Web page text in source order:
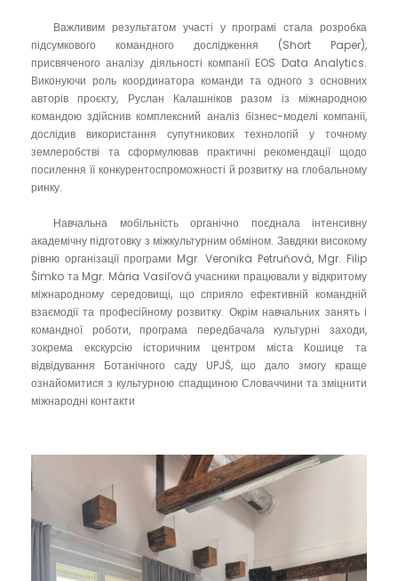
Важливим результатом участі у програмі стала розробка
підсумкового командного дослідження (Short Paper),
присвяченого аналізу діяльності компанії EOS Data Analytics.
Виконуючи роль координатора команди та одного з основних
авторів проєкту, Руслан Калашніков разом із міжнародною
командою здійснив комплексний аналіз бізнес-моделі компанії,
дослідив використання супутникових технологій у точному
землеробстві та сформулював практичні рекомендації щодо
посилення її конкурентоспроможності й розвитку на глобальному
ринку.
Навчальна мобільність органічно поєднала інтенсивну
академічну підготовку з міжкультурним обміном. Завдяки високому
рівню організації програми Mgr. Veronika Petruňová, Mgr. Filip
Šimko та Mgr. Mária Vasiľová учасники працювали у відкритому
міжнародному середовищі, що сприяло ефективній командній
взаємодії та професійному розвитку. Окрім навчальних занять і
командної роботи, програма передбачала культурні заходи,
зокрема екскурсію історичним центром міста Кошице та
відвідування Ботанічного саду UPJŠ, що дало змогу краще
ознайомитися з культурною спадщиною Словаччини та зміцнити
міжнародні контакти